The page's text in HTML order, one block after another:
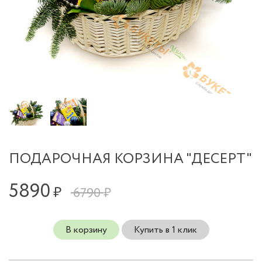
ПОДАРОЧНАЯ КОРЗИНА "ДЕСЕРТ"
5890₽ 6790 ₽
В корзину Купить в 1 клик